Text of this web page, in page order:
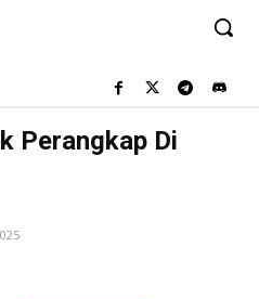
Perangkap Di